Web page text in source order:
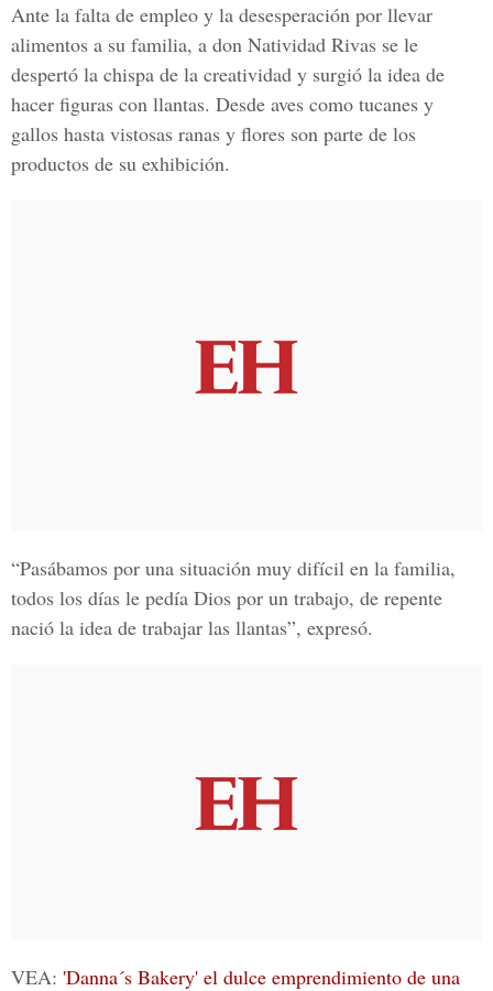
Ante la falta de empleo y la desesperación por llevar
alimentos a su familia, a don Natividad Rivas se le
despertó la chispa de la creatividad y surgió la idea de
hacer figuras con llantas. Desde aves como tucanes y
gallos hasta vistosas ranas y flores son parte de los
productos de su exhibición.
“Pasábamos por una situación muy difícil en la familia,
todos los días le pedía Dios por un trabajo, de repente
nació la idea de trabajar las llantas”, expresó.
VEA: 'Danna´s Bakery' el dulce emprendimiento de una